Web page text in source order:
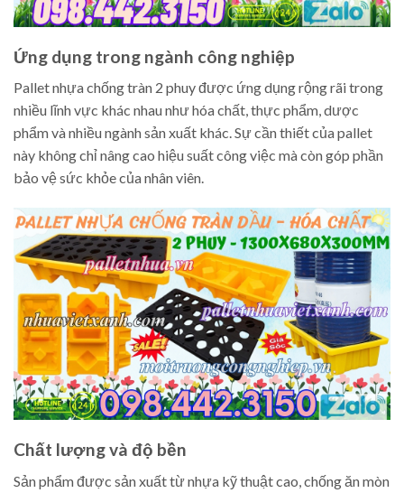
Ứng dụng trong ngành công nghiệp
Pallet nhựa chống tràn 2 phuy được ứng dụng rộng rãi trong
nhiều lĩnh vực khác nhau như hóa chất, thực phẩm, dược
phẩm và nhiều ngành sản xuất khác. Sự cần thiết của pallet
này không chỉ nâng cao hiệu suất công việc mà còn góp phần
bảo vệ sức khỏe của nhân viên.
Chất lượng và độ bền
Sản phẩm được sản xuất từ nhựa kỹ thuật cao, chống ăn mòn